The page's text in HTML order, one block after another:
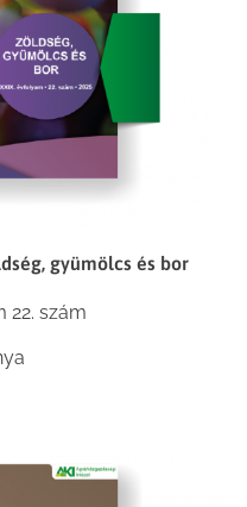
gyümölcs és bor
22. szám